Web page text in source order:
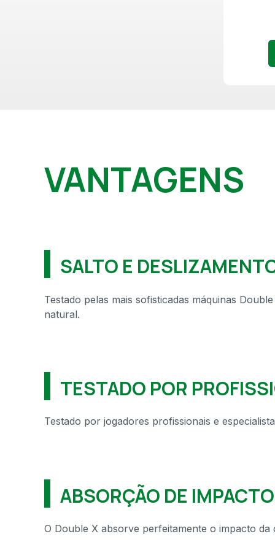
VANTAGENS
SALTO E
Testado pelas mais sofisticadas máquinas
natural.
TESTADO POR
Testado por jogadores profissionais e
ABSORÇÃO DE
O Double X absorve perfeitamente o impacto